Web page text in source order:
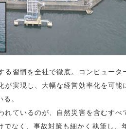
る習慣を全社で徹底。コンピュータ
実現し、大幅な経営効率化を可能
。
ているのが、自然災害を含むすべ
なく、事故対策も細かく執筆し、